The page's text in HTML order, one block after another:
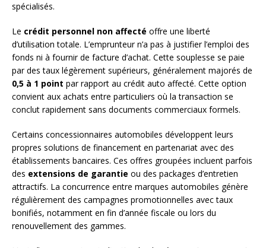
spécialisés.
Le crédit personnel non affecté offre une liberté
d’utilisation totale. L’emprunteur n’a pas à justifier l’emploi des
fonds ni à fournir de facture d’achat. Cette souplesse se paie
par des taux légèrement supérieurs, généralement majorés de
0,5 à 1 point par rapport au crédit auto affecté. Cette option
convient aux achats entre particuliers où la transaction se
conclut rapidement sans documents commerciaux formels.
Certains concessionnaires automobiles développent leurs
propres solutions de financement en partenariat avec des
établissements bancaires. Ces offres groupées incluent parfois
des extensions de garantie ou des packages d’entretien
attractifs. La concurrence entre marques automobiles génère
régulièrement des campagnes promotionnelles avec taux
bonifiés, notamment en fin d’année fiscale ou lors du
renouvellement des gammes.